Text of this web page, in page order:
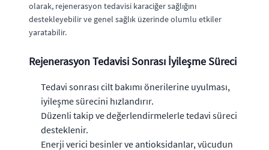
olarak, rejenerasyon tedavisi karaciğer sağlığını
destekleyebilir ve genel sağlık üzerinde olumlu etkiler
yaratabilir.
Rejenerasyon Tedavisi Sonrası İyileşme Süreci
Tedavi sonrası cilt bakımı önerilerine uyulması,
iyileşme sürecini hızlandırır.
Düzenli takip ve değerlendirmelerle tedavi süreci
desteklenir.
Enerji verici besinler ve antioksidanlar, vücudun